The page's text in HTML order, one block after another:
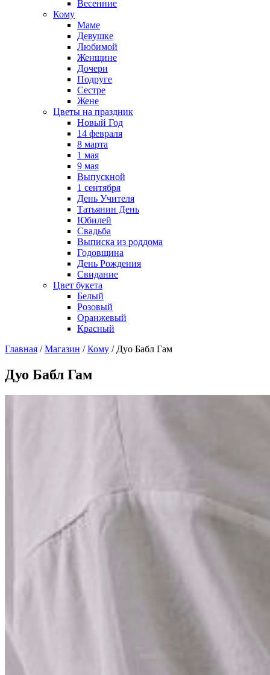
Весенние
Кому
Маме
Девушке
Любимой
Женщине
Дочери
Подруге
Сестре
Жене
Цветы на праздник
Новый Год
14 февраля
8 марта
1 мая
9 мая
Выпускной
1 сентября
День Учителя
Татьянин День
Юбилей
Свадьба
Выписка из роддома
Годовщина
День Рождения
Свидание
Цвет букета
Белый
Розовый
Оранжевый
Красный
Главная / Магазин / Кому / Дуо Бабл Гам
Дуо Бабл Гам